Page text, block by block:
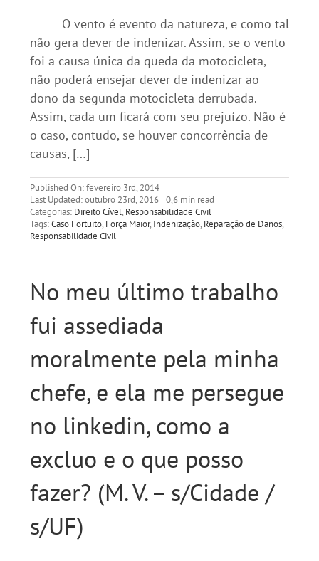
O vento é evento da natureza, e como tal
não gera dever de indenizar. Assim, se o vento
foi a causa única da queda da motocicleta,
não poderá ensejar dever de indenizar ao
dono da segunda motocicleta derrubada.
Assim, cada um ficará com seu prejuízo. Não é
o caso, contudo, se houver concorrência de
causas, […]
Published On: fevereiro 3rd, 2014
Last Updated: outubro 23rd, 2016 0,6 min read
Categorias: Direito Cível, Responsabilidade Civil
Tags:Caso Fortuito, Força Maior, Indenização, Reparação de Danos,
Responsabilidade Civil
No meu último trabalho
fui assediada
moralmente pela minha
chefe, e ela me persegue
no linkedin, como a
excluo e o que posso
fazer? (M. V. – s/Cidade /
s/UF)